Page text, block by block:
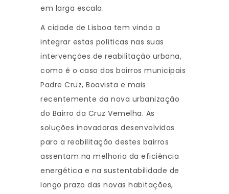
em larga escala.
A cidade de Lisboa tem vindo a
integrar estas políticas nas suas
intervenções de reabilitação urbana,
como é o caso dos bairros municipais
Padre Cruz, Boavista e mais
recentemente da nova urbanização
do Bairro da Cruz Vemelha. As
soluções inovadoras desenvolvidas
para a reabilitação destes bairros
assentam na melhoria da eficiência
energética e na sustentabilidade de
longo prazo das novas habitações,